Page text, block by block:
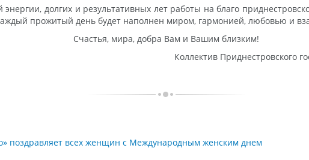
долгих и результативных лет работы на благо
прожитый день будет наполнен миром, гармонией, любовью и
Счастья, мира, добра Вам и Вашим близким!
Коллектив Приднестровского
поздравляет всех женщин с Международным женским днем